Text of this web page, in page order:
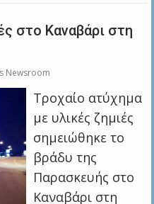
στο Καναβάρι στη
Newsroom
Τροχαίο ατύχημα
με υλικές ζημιές
σημειώθηκε το
βράδυ της
Παρασκευής στο
Καναβάρι στη